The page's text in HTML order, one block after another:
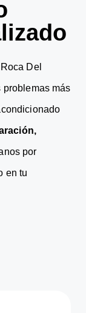
Del
más
por
en tu